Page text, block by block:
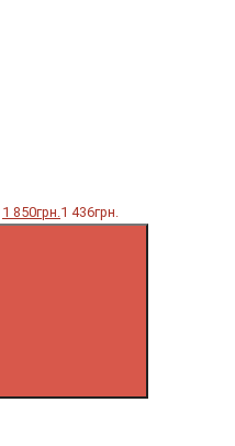
1 850грн.1 436грн.